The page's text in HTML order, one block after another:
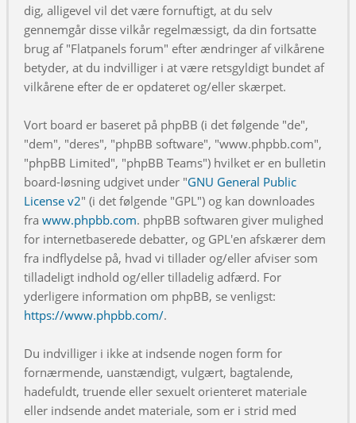
dig, alligevel vil det være fornuftigt, at du selv
gennemgår disse vilkår regelmæssigt, da din fortsatte
brug af "Flatpanels forum" efter ændringer af vilkårene
betyder, at du indvilliger i at være retsgyldigt bundet af
vilkårene efter de er opdateret og/eller skærpet.
Vort board er baseret på phpBB (i det følgende "de",
"dem", "deres", "phpBB software", "www.phpbb.com",
"phpBB Limited", "phpBB Teams") hvilket er en bulletin
board-løsning udgivet under "GNU General Public
License v2" (i det følgende "GPL") og kan downloades
fra www.phpbb.com. phpBB softwaren giver mulighed
for internetbaserede debatter, og GPL'en afskærer dem
fra indflydelse på, hvad vi tillader og/eller afviser som
tilladeligt indhold og/eller tilladelig adfærd. For
yderligere information om phpBB, se venligst:
https://www.phpbb.com/.
Du indvilliger i ikke at indsende nogen form for
fornærmende, uanstændigt, vulgært, bagtalende,
hadefuldt, truende eller sexuelt orienteret materiale
eller indsende andet materiale, som er i strid med